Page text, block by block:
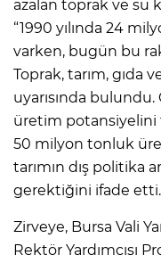
azalan toprak ve su
“1990 yılında 24
varken, bugün bu
Toprak, tarım, gıda
uyarısında bulundu.
üretim potansiyelini
50 milyon tonluk
tarımın dış politika
gerektiğini ifade etti.
Zirveye, Bursa Vali
Rektör Yardımcısı